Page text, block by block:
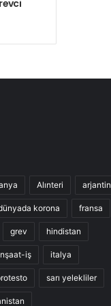
Alınteri arjantin
korona fransa
grev hindistan
iş italya
sarı yelekliler